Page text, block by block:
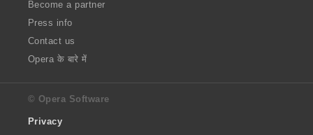
Become a partner
Press info
Contact us
Opera के बारे में
© Opera Software
Privacy